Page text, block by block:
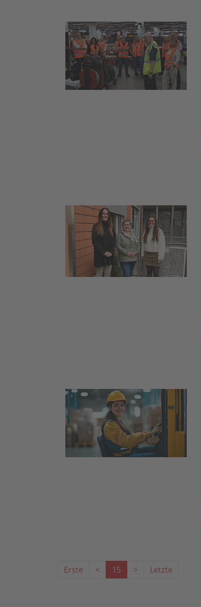
Erste < 15 > Letzte